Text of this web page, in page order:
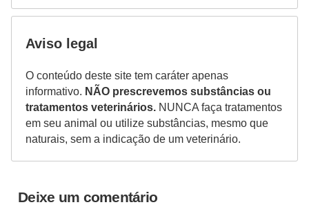
Aviso legal
O conteúdo deste site tem caráter apenas
informativo. NÃO prescrevemos substâncias ou
tratamentos veterinários. NUNCA faça tratamentos
em seu animal ou utilize substâncias, mesmo que
naturais, sem a indicação de um veterinário.
Deixe um comentário